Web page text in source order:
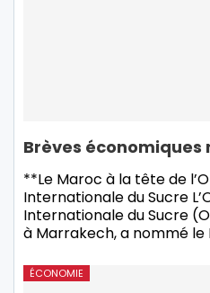
Brèves
**Le Maroc à la tête de
Internationale du Sucre
Internationale du Sucre
à Marrakech, a nommé
ÉCONOMIE